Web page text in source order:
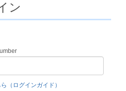
ン
（ログインガイド）